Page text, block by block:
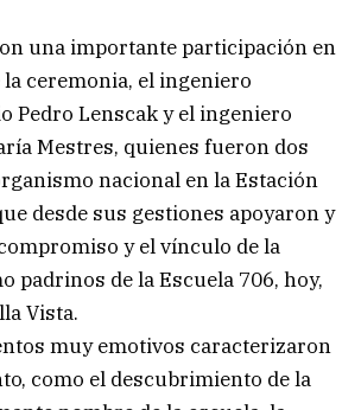
una importante participación en
ceremonia, el ingeniero
Pedro Lenscak y el ingeniero
Mestres, quienes fueron dos
nacional en la Estación
desde sus gestiones apoyaron y
y el vínculo de la
padrinos de la Escuela 706, hoy,
Vista.
muy emotivos caracterizaron
como el descubrimiento de la